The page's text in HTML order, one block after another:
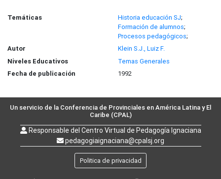
Temáticas Historia educación SJ;
Formación de alumnos;
Procesos pedagógicos;
Autor
Klein S.J., Luiz F.
Niveles Educativos
Temas Generales
Fecha de publicación
1992
Un servicio de la Conferencia de Provinciales en América Latina y El
Caribe (CPAL)
Responsable del Centro Virtual de Pedagogía Ignaciana
pedagogiaignaciana@cpalsj.org
Politica de privacidad